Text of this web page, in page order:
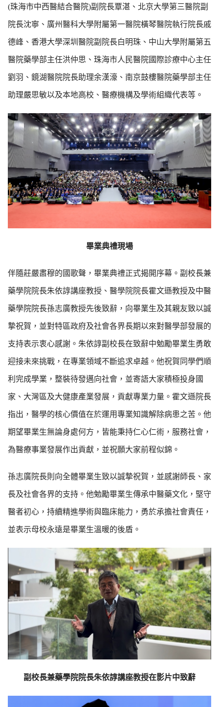
(珠海市中西醫結合醫院)副院長覃湛、北京大學第三醫院副
院長沈寧、廣州醫科大學附屬第一醫院橫琴醫院執行院長戚
德峰、香港大學深圳醫院副院長白明珠、中山大學附屬第五
醫院藥學部主任洪仲思、珠海市人民醫院國際診療中心主任
劉羽、鏡湖醫院院長助理余漢濠、南京鼓樓醫院藥學部主任
助理嚴思敏以及本地高校、醫療機構及學術組織代表等。
畢業典禮現場
伴隨莊嚴肅穆的國歌聲，畢業典禮正式揭開序幕。副校長兼
藥學院院長朱依諄講座教授、醫學院院長霍文遜教授及中醫
藥學院院長孫志廣教授先後致辭，向畢業生及其親友致以誠
摯祝賀，並對特區政府及社會各界長期以來對醫學部發展的
支持表示衷心感謝。朱依諄副校長在致辭中勉勵畢業生勇敢
迎接未來挑戰，在專業領域不斷追求卓越。他祝賀同學們順
利完成學業，整裝待發邁向社會，並寄語大家積極投身國
家、大灣區及大健康產業發展，貢獻專業力量。霍文遜院長
指出，醫學的核心價值在於運用專業知識解除病患之苦。他
期望畢業生無論身處何方，皆能秉持仁心仁術，服務社會，
為醫療事業發展作出貢獻，並祝願大家前程似錦。
孫志廣院長則向全體畢業生致以誠摯祝賀，並感謝師長、家
長及社會各界的支持。他勉勵畢業生傳承中醫藥文化，堅守
醫者初心，持續精進學術與臨床能力，勇於承擔社會責任，
並表示母校永遠是畢業生溫暖的後盾。
副校長兼藥學院院長朱依諄講座教授在影片中致辭